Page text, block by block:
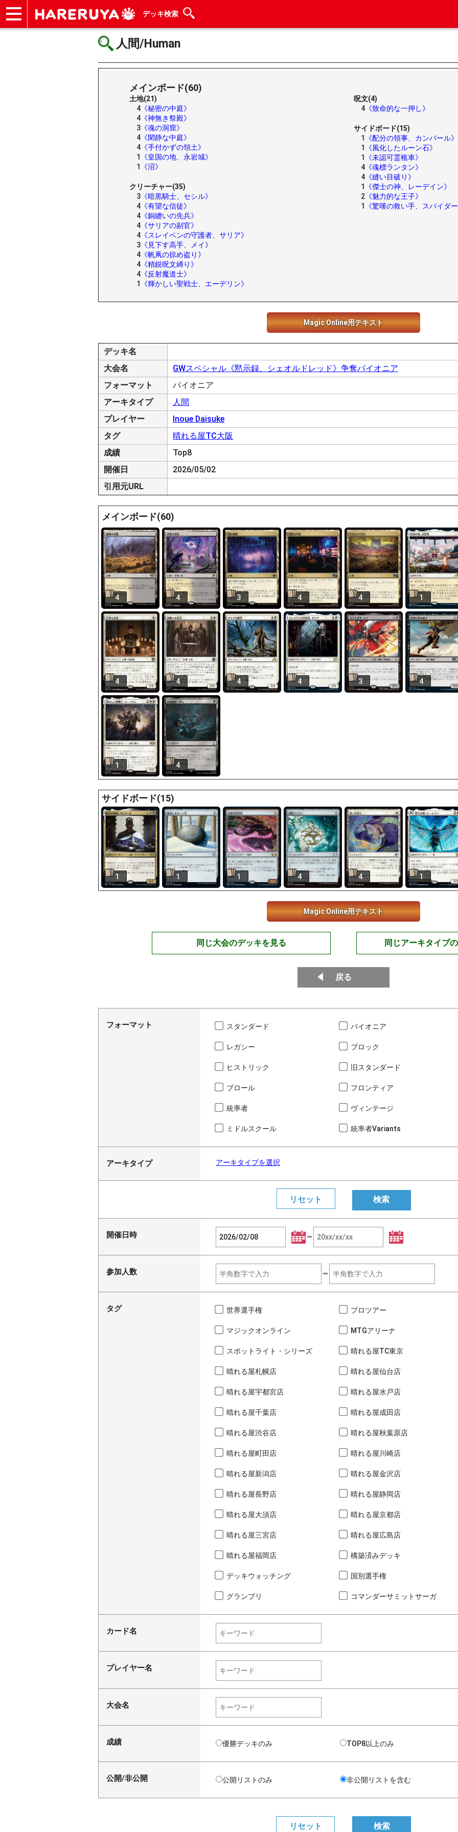
デッキ検索
人間/Human
メインボード(60)
土地(21)
4 《秘密の中庭》
4 《神無き祭殿》
3 《魂の洞窟》
4 《閑静な中庭》
4 《手付かずの領土》
1
《皇国の地、永岩城》
1
《沼》
クリーチャー(35)
3 《暗黒騎士、セシル》
4 《有望な信徒》
4 《銅纏いの先兵》
4 《サリアの副官》
4 《スレイベンの守護者、サリア》
3 《見下す高手、メイ》
4 《帆凧の掠め盗り》
4 《精鋭呪文縛り》
4 《反射魔道士》
1
《輝かしい聖戦士、エーデリン》
呪文(4)
4 《致命的な一押し》
サイドボード(15)
1
《配分の領事、カンバール》
1
《風化したルーン石》
1
《未認可霊柩車》
4 《魂標ランタン》
4 《縫い目破り》
1
《傑士の神、レーデイン》
2 《魅力的な王子》
1
《驚嘆の救い手、スパイダ
Magic Online用テキスト
デッキ名
大会名
GWスペシャル《黙示録、シェオルドレッド》争奪パイオニア
フォーマット
パイオニア
アーキタイプ
人間
プレイヤー
Inoue Daisuke
タグ
晴れる屋TC大阪
成績
Top8
開催日
2026/05/02
引用元URL
メインボード(60)
4 4 3 4 4 1
4 4 4 4 3 4
1 4
サイドボード(15)
1 1 1 4 4 1
Magic Online用テキスト
同じ大会のデッキを見る 同じアーキタイプ
戻る
フォーマット スタンダード パイオニア
レガシー ブロック
ヒストリック 旧スタンダード
ブロール フロンティア
統率者 ヴィンテージ
ミドルスクール 統率者Variants
アーキタイプ アーキタイプを選択
開催日時 ~
参加人数 ~
タグ 世界選手権 プロツアー
マジックオンライン MTGアリーナ
スポットライト・シリーズ 晴れる屋TC東京
晴れる屋札幌店 晴れる屋仙台店
晴れる屋宇都宮店 晴れる屋水戸店
晴れる屋千葉店 晴れる屋成田店
晴れる屋渋谷店 晴れる屋秋葉原店
晴れる屋町田店 晴れる屋川崎店
晴れる屋新潟店 晴れる屋金沢店
晴れる屋長野店 晴れる屋静岡店
晴れる屋大須店 晴れる屋京都店
晴れる屋三宮店 晴れる屋広島店
晴れる屋福岡店 構築済みデッキ
デッキウォッチング 国別選手権
グランプリ コマンダーサミットサーガ
カード名
プレイヤー名
大会名
成績 優勝デッキのみ TOP8以上のみ
公開/非公開 公開リストのみ 非公開リストを含む